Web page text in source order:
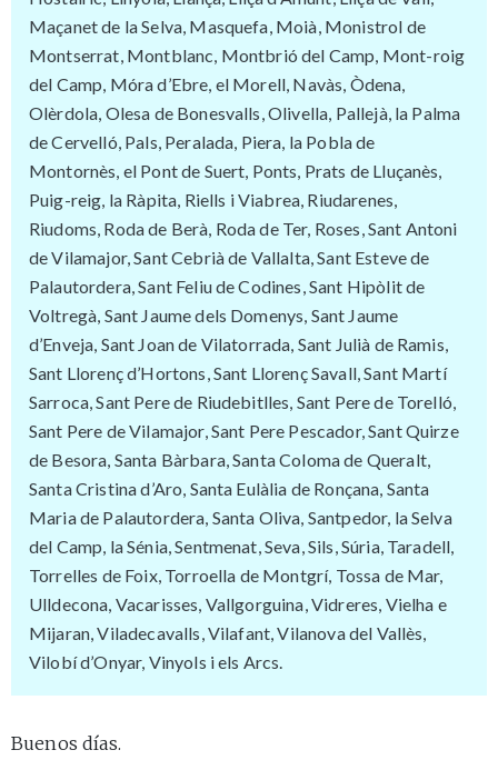
Maçanet de la Selva, Masquefa, Moià, Monistrol de
Montserrat, Montblanc, Montbrió del Camp, Mont-roig
del Camp, Móra d’Ebre, el Morell, Navàs, Òdena,
Olèrdola, Olesa de Bonesvalls, Olivella, Pallejà, la Palma
de Cervelló, Pals, Peralada, Piera, la Pobla de
Montornès, el Pont de Suert, Ponts, Prats de Lluçanès,
Puig-reig, la Ràpita, Riells i Viabrea, Riudarenes,
Riudoms, Roda de Berà, Roda de Ter, Roses, Sant Antoni
de Vilamajor, Sant Cebrià de Vallalta, Sant Esteve de
Palautordera, Sant Feliu de Codines, Sant Hipòlit de
Voltregà, Sant Jaume dels Domenys, Sant Jaume
d’Enveja, Sant Joan de Vilatorrada, Sant Julià de Ramis,
Sant Llorenç d’Hortons, Sant Llorenç Savall, Sant Martí
Sarroca, Sant Pere de Riudebitlles, Sant Pere de Torelló,
Sant Pere de Vilamajor, Sant Pere Pescador, Sant Quirze
de Besora, Santa Bàrbara, Santa Coloma de Queralt,
Santa Cristina d’Aro, Santa Eulàlia de Ronçana, Santa
Maria de Palautordera, Santa Oliva, Santpedor, la Selva
del Camp, la Sénia, Sentmenat, Seva, Sils, Súria, Taradell,
Torrelles de Foix, Torroella de Montgrí, Tossa de Mar,
Ulldecona, Vacarisses, Vallgorguina, Vidreres, Vielha e
Mijaran, Viladecavalls, Vilafant, Vilanova del Vallès,
Vilobí d’Onyar, Vinyols i els Arcs.
Buenos días.